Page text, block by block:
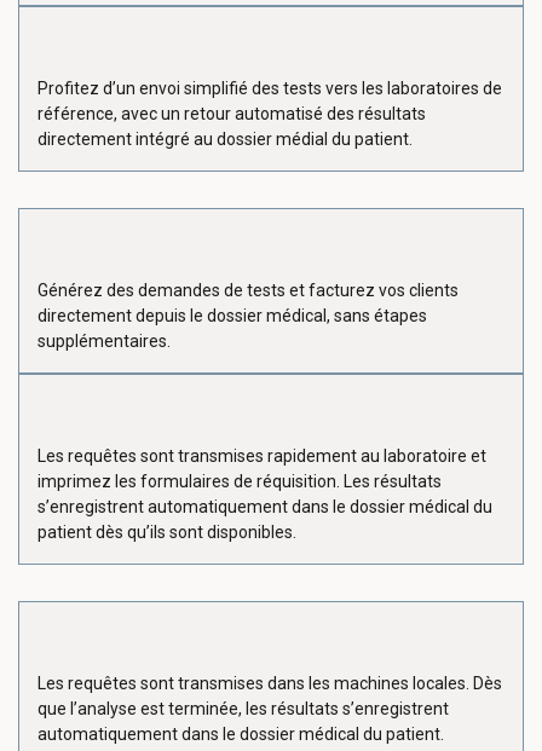
Profitez d’un envoi simplifié des tests vers les laboratoires de
référence, avec un retour automatisé des résultats
directement intégré au dossier médial du patient.
Générez des demandes de tests et facturez vos clients
directement depuis le dossier médical, sans étapes
supplémentaires.
Les requêtes sont transmises rapidement au laboratoire et
imprimez les formulaires de réquisition. Les résultats
s’enregistrent automatiquement dans le dossier médical du
patient dès qu’ils sont disponibles.
Les requêtes sont transmises dans les machines locales. Dès
que l’analyse est terminée, les résultats s’enregistrent
automatiquement dans le dossier médical du patient.